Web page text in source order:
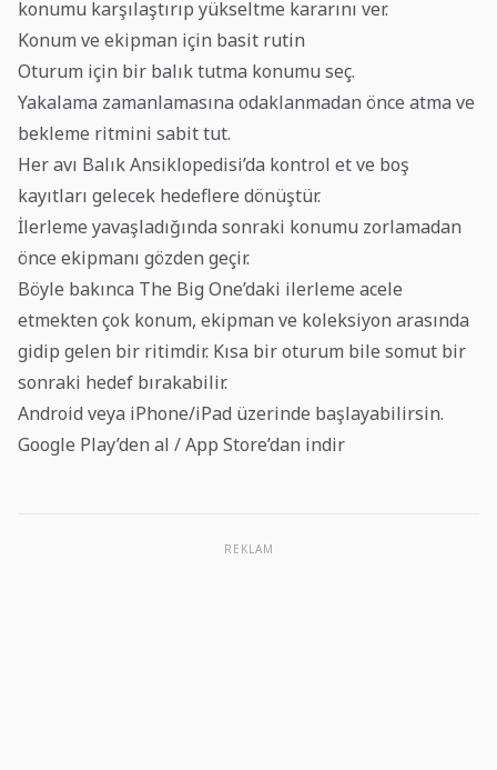
konumu karşılaştırıp yükseltme kararını ver.
Konum ve ekipman için basit rutin
Oturum için bir balık tutma konumu seç.
Yakalama zamanlamasına odaklanmadan önce atma ve
bekleme ritmini sabit tut.
Her avı Balık Ansiklopedisi’da kontrol et ve boş
kayıtları gelecek hedeflere dönüştür.
İlerleme yavaşladığında sonraki konumu zorlamadan
önce ekipmanı gözden geçir.
Böyle bakınca The Big One’daki ilerleme acele
etmekten çok konum, ekipman ve koleksiyon arasında
gidip gelen bir ritimdir. Kısa bir oturum bile somut bir
sonraki hedef bırakabilir.
Android veya iPhone/iPad üzerinde başlayabilirsin.
Google Play’den al /App Store’dan indir
REKLAM